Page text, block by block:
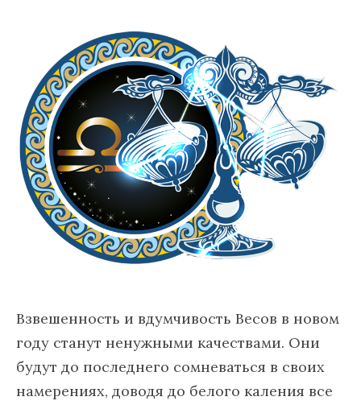
Взвешенность и вдумчивость Весов в новом
году станут ненужными качествами. Они
будут до последнего сомневаться в своих
намерениях, доводя до белого каления все